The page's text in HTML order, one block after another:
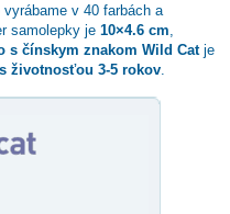
vyrábame v 40 farbách a
samolepky je 10×4.6 cm
s čínskym znakom Wild Catje
s životnosťou 3-5 rokov